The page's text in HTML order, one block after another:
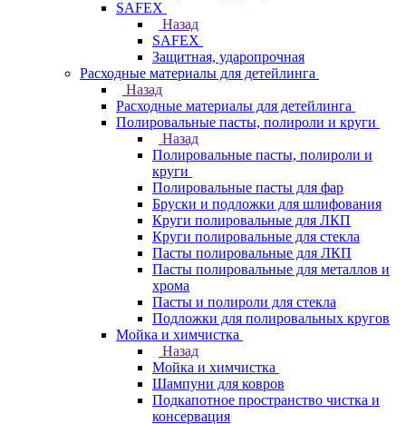
SAFEX
Назад
SAFEX
Защитная, ударопрочная
Расходные материалы для детейлинга
Назад
Расходные материалы для детейлинга
Полировальные пасты, полироли и круги
Назад
Полировальные пасты, полироли и
круги
Полировальные пасты для фар
Бруски и подложки для шлифования
Круги полировальные для ЛКП
Круги полировальные для стекла
Пасты полировальные для ЛКП
Пасты полировальные для металлов и
хрома
Пасты и полироли для стекла
Подложки для полировальных кругов
Мойка и химчистка
Назад
Мойка и химчистка
Шампуни для ковров
Подкапотное пространство чистка и
консервация